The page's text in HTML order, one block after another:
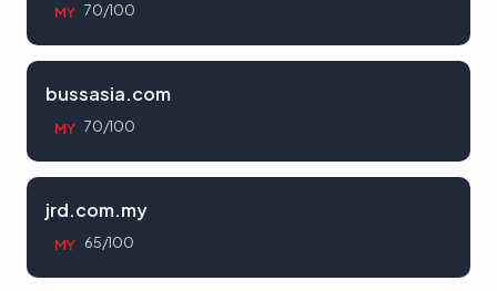
MY 70/100
bussasia.com
MY 70/100
jrd.com.my
MY 65/100